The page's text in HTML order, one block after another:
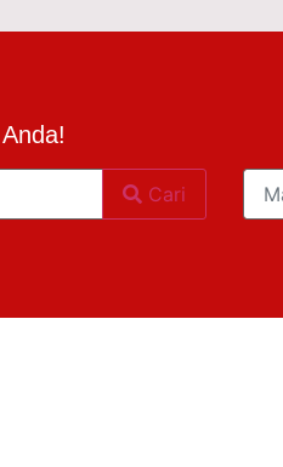
Cari